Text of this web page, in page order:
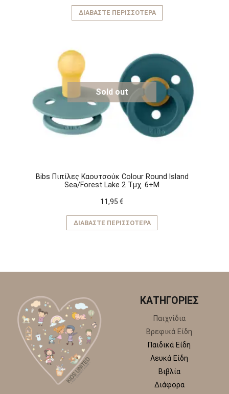
ΔΙΑΒΆΣΤΕ ΠΕΡΙΣΣΌΤΕΡΑ
Sold out
Bibs Πιπίλες Καουτσούκ Colour Round Island
Sea/Forest Lake 2 Τμχ. 6+M
11,95 €
ΔΙΑΒΆΣΤΕ ΠΕΡΙΣΣΌΤΕΡΑ
ΚΑΤΗΓΟΡΙΕΣ
Παιχνίδια
Βρεφικά Είδη
Παιδικά Είδη
Λευκά Είδη
Βιβλία
Διάφορα